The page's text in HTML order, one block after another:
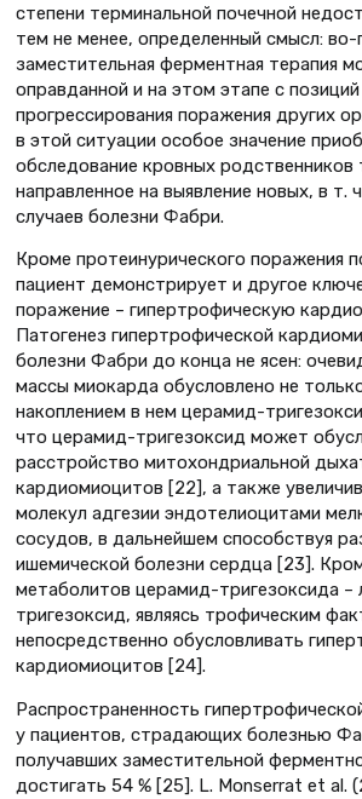
степени терминальной почечной
тем не менее, определенный смысл: во-
заместительная ферментная терапия
оправданной и на этом этапе с
прогрессирования поражения других
в этой ситуации особое значение
обследование кровных родственников
направленное на выявление новых, в т.
случаев болезни Фабри.
Кроме протеинурического поражения
пациент демонстрирует и другое
поражение – гипертрофическую
Патогенез гипертрофической
болезни Фабри до конца не ясен:
массы миокарда обусловлено не
накоплением в нем церамид-
что церамид-тригезоксид может
расстройство митохондриальной
кардиомиоцитов [22], а также
молекул адгезии эндотелиоцитами
сосудов, в дальнейшем способствуя
ишемической болезни сердца [23].
метаболитов церамид-тригезоксида
тригезоксид, являясь трофическим
непосредственно обусловливать
кардиомиоцитов [24].
Распространенность
у пациентов, страдающих болезнью
получавших заместительной
достигать 54 % [25]. L. Monserrat et al.